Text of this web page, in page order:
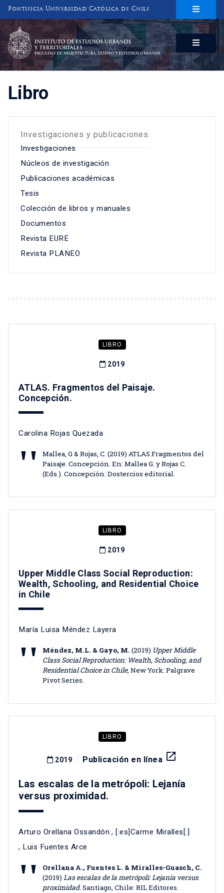
Pontificia Universidad Católica de Chile
INSTITUTO DE ESTUDIOS URBANOS
Y TERRITORIALES
FACULTAD DE ARQUITECTURA, DISEÑO Y ESTUDIOS URBANOS
Libro
Investigaciones y publicaciones:
Investigaciones
Núcleos de investigación
Publicaciones académicas
Tesis
Colección de libros y manuales
Documentos
Revista EURE
Revista PLANEO
LIBRO
2019
ATLAS. Fragmentos del Paisaje.
Concepción.
Carolina Rojas Quezada
Mallea, G & Rojas, C. (2019) ATLAS.Fragmentos del
Paisaje. Concepción. En: Mallea G. y Rojas C.
(Eds.). Concepción: Dostercios editorial.
LIBRO
2019
Upper Middle Class Social Reproduction:
Wealth, Schooling, and Residential Choice
in Chile
María Luisa Méndez Layera
Méndez, M.L. & Gayo, M. (2019) Upper Middle
Class Social Reproduction: Wealth, Schooling, and
Residential Choice in Chile, New York: Palgrave
Pivot Series.
LIBRO
2019 Publicación en línea launch
Las escalas de la metrópoli: Lejanía
versus proximidad.
Arturo Orellana Ossandón , [:es]Carme Miralles[:]
, Luis Fuentes Arce
Orellana A., Fuentes L. & Miralles-Guasch, C.
(2019) Las escalas de la metrópoli: Lejanía versus
proximidad.Santiago, Chile: RIL Editores.